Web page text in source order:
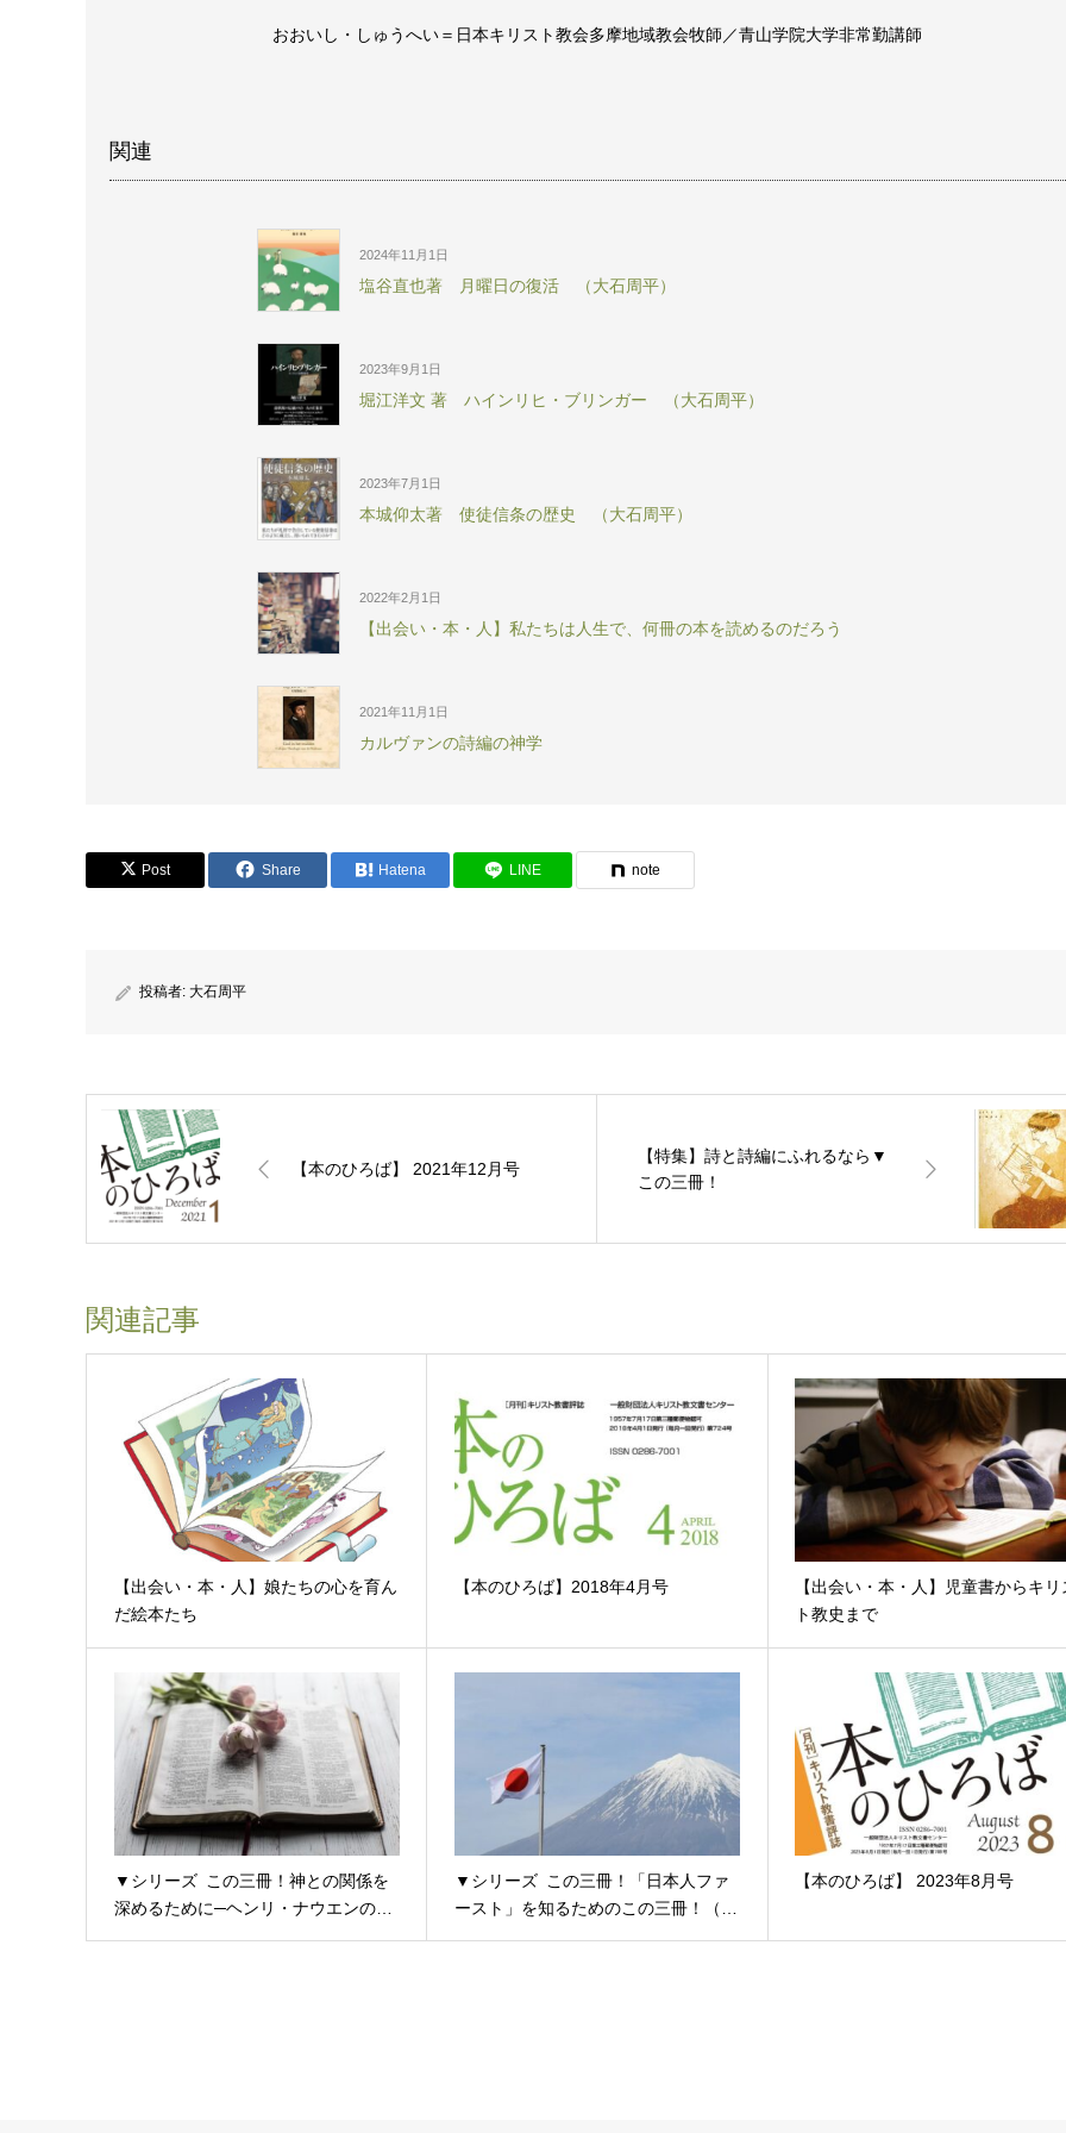
おおいし・しゅうへい＝日本キリスト教会多摩地域教会牧師／青山学院大学非常勤講師
関連
2024年11月1日
塩谷直也著 月曜日の復活 （大石周平）
2023年9月1日
堀江洋文 著 ハインリヒ・ブリンガー （大石周平）
2023年7月1日
本城仰太著 使徒信条の歴史 （大石周平）
2022年2月1日
【出会い・本・人】私たちは人生で、何冊の本を読めるのだろう
2021年11月1日
カルヴァンの詩編の神学
Post Share Hatena LINE note
投稿者: 大石周平
【本のひろば】 2021年12月号
【特集】詩と詩編にふれるなら▼
この三冊！
関連記事
【出会い・本・人】娘たちの心を育ん
だ絵本たち
【本のひろば】2018年4月号
【出会い・本・人】児童書からキリ
ト教史まで
▼シリーズ この三冊！神との関係を
深めるために─ヘンリ・ナウエンの…
▼シリーズ この三冊！「日本人ファ
ースト」を知るためのこの三冊！（…
【本のひろば】 2023年8月号